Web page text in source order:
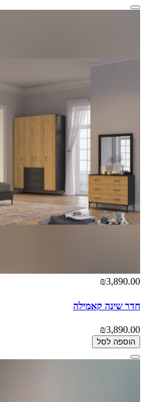
₪3,890.00
חדר שינה קאמילה
₪3,890.00
הוספה לסל